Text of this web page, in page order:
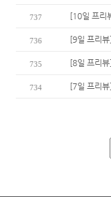
737 [10일 프리
736 [9일 프리
735 [8일 프리
734 [7일 프리